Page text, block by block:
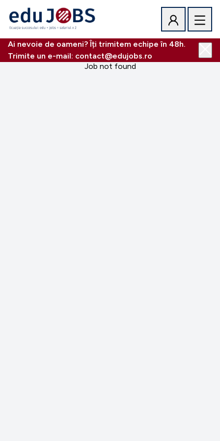
Ai nevoie de oameni? Îți trimitem echipe în 48h.
Trimite un e-mail: contact@edujobs.ro
Job not found